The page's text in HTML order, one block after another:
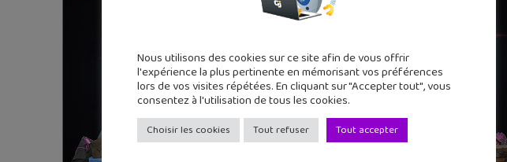
Nous utilisons des cookies sur ce site afin de vous offrir
l'expérience la plus pertinente en mémorisant vos préférences
lors de vos visites répétées. En cliquant sur "Accepter tout", vous
consentez à l'utilisation de tous les cookies.
Choisir les cookies Tout refuser Tout accepter